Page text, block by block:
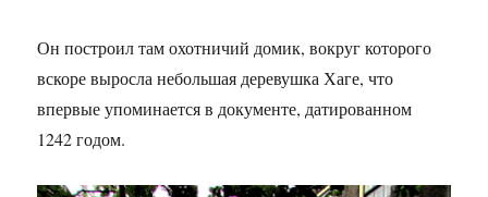
Он построил там охотничий домик, вокруг которого
вскоре выросла небольшая деревушка Хаге, что
впервые упоминается в документе, датированном
1242 годом.